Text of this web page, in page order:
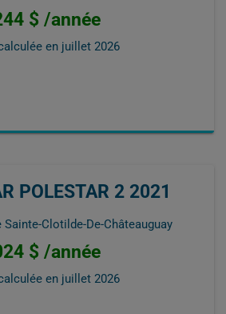
$ /année
en juillet 2026
POLESTAR 2 2021
Clotilde-De-Châteauguay
$ /année
en juillet 2026